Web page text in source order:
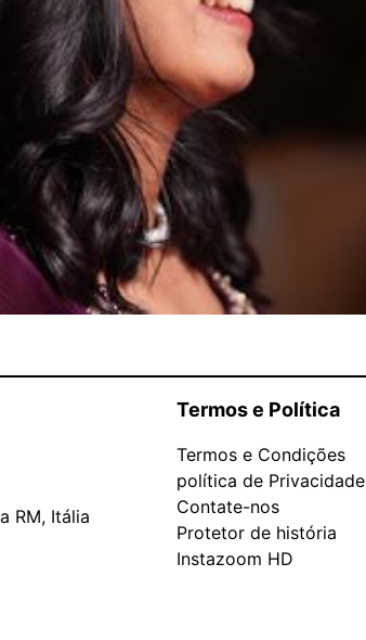
RM, Itália
Termos e Política
Termos e Condições
política de Privacidade
Contate-nos
Protetor de história
Instazoom HD